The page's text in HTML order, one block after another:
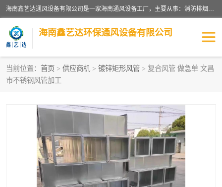
海南鑫艺达通风设备有限公司是一家海南通风设备工厂，主要从事：消防排烟工程、油烟净化工程、厨房排烟工程、酒店厨房设备、新风排风系统、镀锌铁皮管道加工、暖通工程、通风管道安装、消防火阀百叶风口等业务。公司拥有管道及配件一体化工厂生产线，良好的售后服务，良好的设计团队，良好的施工团队、良好管理人员，掌握畅通丰富的信息、市场渠道。
海南鑫艺达环保通风设备有限公司
当前位置： 首页 > 供应商机 > 镀锌矩形风管 > 复合风管 做急单 文昌
市不锈钢风管加工